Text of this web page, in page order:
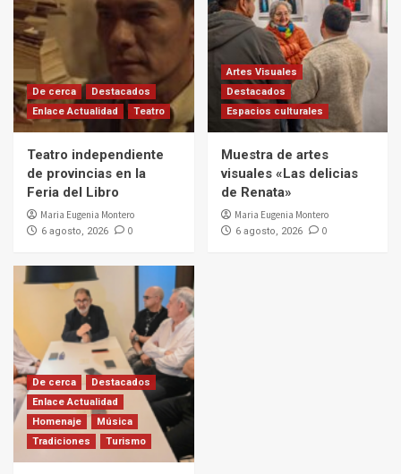
De cerca
Destacados
Enlace Actualidad
Teatro
Teatro independiente
de provincias en la
Feria del Libro
Maria Eugenia Montero
6 agosto, 2026 0
Artes Visuales
Destacados
Espacios culturales
Muestra de artes
visuales «Las delicias
de Renata»
Maria Eugenia Montero
6 agosto, 2026 0
De cerca
Destacados
Enlace Actualidad
Homenaje
Música
Tradiciones
Turismo